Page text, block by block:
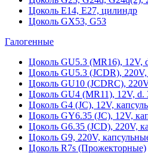
Цоколь Е14, Е27, цилиндр
Цоколь GX53, G53
Галогенные
Цоколь GU5.3 (MR16), 12V,
Цоколь GU5.3 (JCDR),
Цоколь GU10 (JCDRC),
Цоколь GU4 (MR11), 12V, d.
Цоколь G4 (JC), 12V,
Цоколь GY6.35 (JC), 12V,
Цоколь G6.35 (JCD), 220V,
Цоколь G9, 220V,
Цоколь R7s (Прожекторные)